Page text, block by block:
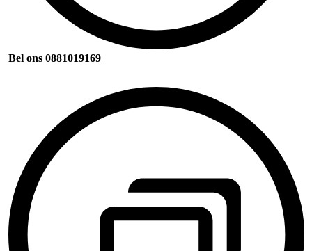
Bel ons 0881019169